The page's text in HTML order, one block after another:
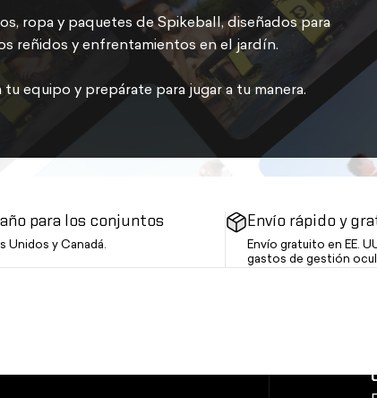
ropa y paquetes de Spikeball, diseñados para
reñidos y enfrentamientos en el jardín.
tu equipo y prepárate para jugar a tu manera.
para los conjuntos
Unidos y Canadá.
Envío rápido y
Envío gratuito en EE.
gastos de gestión